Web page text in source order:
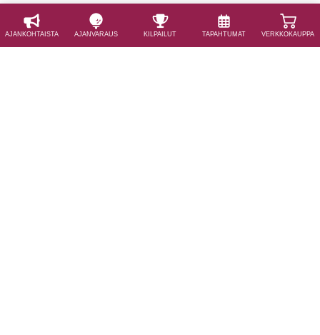
AJAN­KOHTAISTA AJAN­VARAUS KILPAILUT TAPAHTUMAT VERKKOKAUPPA